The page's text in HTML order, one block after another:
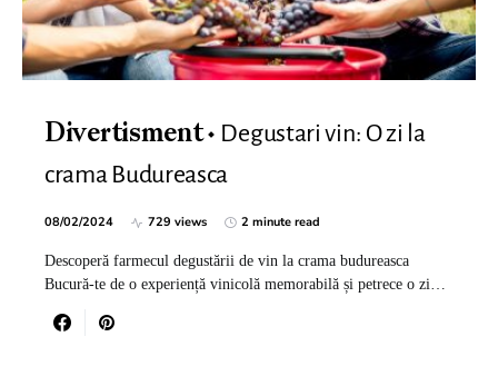
Divertisment
Degustari vin: O zi la
crama Budureasca
08/02/2024 729 views 2 minute read
Descoperă farmecul degustării de vin la crama budureasca
Bucură-te de o experiență vinicolă memorabilă și petrece o zi…